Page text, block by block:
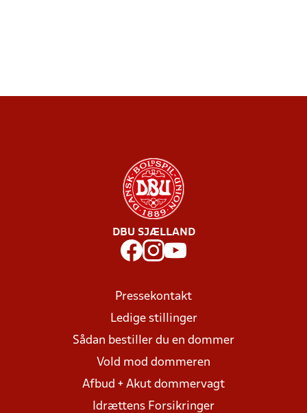
DBU SJÆLLAND
Pressekontakt
Ledige stillinger
Sådan bestiller du en dommer
Vold mod dommeren
Afbud + Akut dommervagt
Idrættens Forsikringer